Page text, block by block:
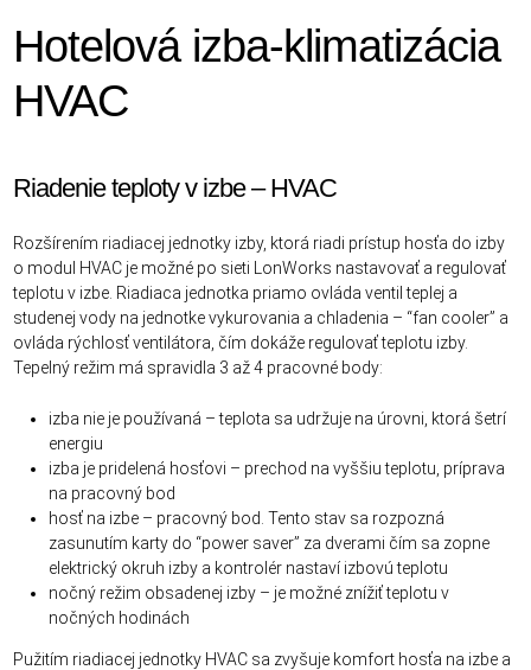
Hotelová izba-klimatizácia
HVAC
Riadenie teploty v izbe – HVAC
Rozšírením riadiacej jednotky izby, ktorá riadi prístup hosťa do izby
o modul HVAC je možné po sieti LonWorks nastavovať a regulovať
teplotu v izbe. Riadiaca jednotka priamo ovláda ventil teplej a
studenej vody na jednotke vykurovania a chladenia – “fan cooler” a
ovláda rýchlosť ventilátora, čím dokáže regulovať teplotu izby.
Tepelný režim má spravidla 3 až 4 pracovné body:
izba nie je používaná – teplota sa udržuje na úrovni, ktorá šetrí
energiu
izba je pridelená hosťovi – prechod na vyššiu teplotu, príprava
na pracovný bod
hosť na izbe – pracovný bod. Tento stav sa rozpozná
zasunutím karty do “power saver” za dverami čím sa zopne
elektrický okruh izby a kontrolér nastaví izbovú teplotu
nočný režim obsadenej izby – je možné znížiť teplotu v
nočných hodinách
Pužitím riadiacej jednotky HVAC sa zvyšuje komfort hosťa na izbe a